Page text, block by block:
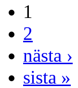
1
2
nästa ›
sista »